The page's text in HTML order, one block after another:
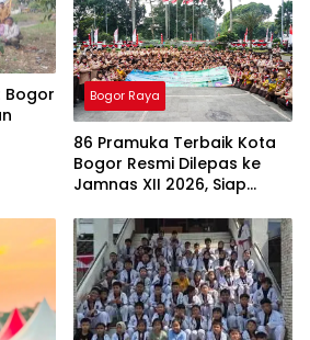
Bogor
Bogor Raya
86 Pramuka Terbaik Kota
Bogor Resmi Dilepas ke
Jamnas XII 2026, Siap